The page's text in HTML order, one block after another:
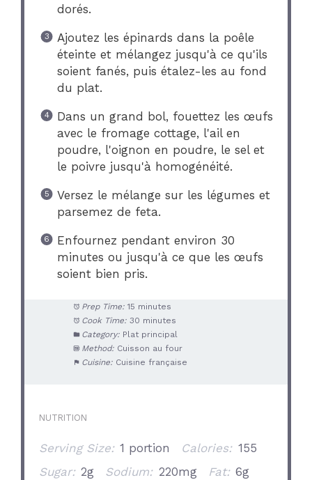
dorés.
Ajoutez les épinards dans la poêle
éteinte et mélangez jusqu'à ce qu'ils
soient fanés, puis étalez-les au fond
du plat.
Dans un grand bol, fouettez les œufs
avec le fromage cottage, l'ail en
poudre, l'oignon en poudre, le sel et
le poivre jusqu'à homogénéité.
Versez le mélange sur les légumes et
parsemez de feta.
Enfournez pendant environ 30
minutes ou jusqu'à ce que les œufs
soient bien pris.
Prep Time: 15 minutes
Cook Time: 30 minutes
Category: Plat principal
Method: Cuisson au four
Cuisine: Cuisine française
NUTRITION
Serving Size: 1 portion Calories: 155
Sugar: 2g Sodium: 220mg Fat: 6g